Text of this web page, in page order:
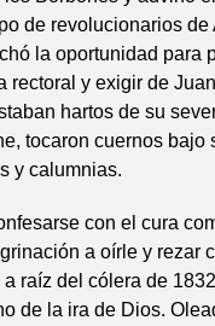
de revolucionarios
la oportunidad para
rectoral y exigir de
hartos de su
tocaron cuernos bajo
y calumnias.
con el cura
a oírle y rezar
raíz del cólera de
de la ira de Dios.